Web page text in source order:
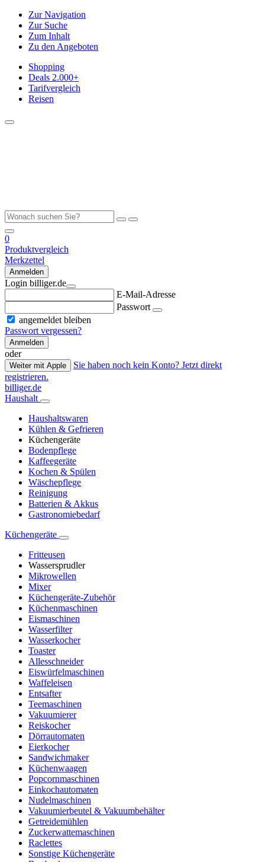
Zur Navigation
Zur Suche
Zum Inhalt
Zu den Angeboten
Shopping
Deals 2.000+
Tarifvergleich
Reisen
0
Produktvergleich
Merkzettel
Anmelden
Login billiger.de
E-Mail-Adresse
Passwort
angemeldet bleiben
Passwort vergessen?
Anmelden
oder
Weiter mit Apple
Sie haben noch kein Konto? Jetzt direkt
registrieren.
billiger.de
Haushalt
Haushaltswaren
Kühlen & Gefrieren
Küchengeräte
Bodenpflege
Kaffeegeräte
Kochen & Spülen
Wäschepflege
Reinigung
Batterien & Akkus
Gastronomiebedarf
Küchengeräte
Fritteusen
Wassersprudler
Mikrowellen
Mixer
Küchengeräte-Zubehör
Küchenmaschinen
Eismaschinen
Wasserfilter
Wasserkocher
Toaster
Allesschneider
Eiswürfelmaschinen
Waffeleisen
Entsafter
Teemaschinen
Vakuumierer
Reiskocher
Dörrautomaten
Eierkocher
Sandwichmaker
Küchenwaagen
Popcornmaschinen
Einkochautomaten
Nudelmaschinen
Vakuumierbeutel & Vakuumbehälter
Getreidemühlen
Zuckerwattemaschinen
Raclettes
Sonstige Küchengeräte